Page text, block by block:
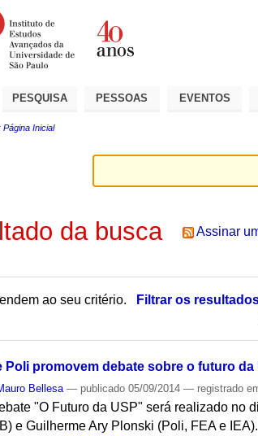
PESQUISA PESSOAS EVENTOS
Página Inicial
da busca Assinar
ao seu critério.
Filtrar os
Poli promovem debate sobre o futuro da
Bellesa — publicado 05/09/2014— registrado
"O Futuro da USP" será realizado no
e Guilherme Ary Plonski (Poli, FEA e IEA).